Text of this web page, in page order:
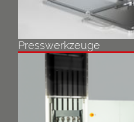
Presswerkzeuge